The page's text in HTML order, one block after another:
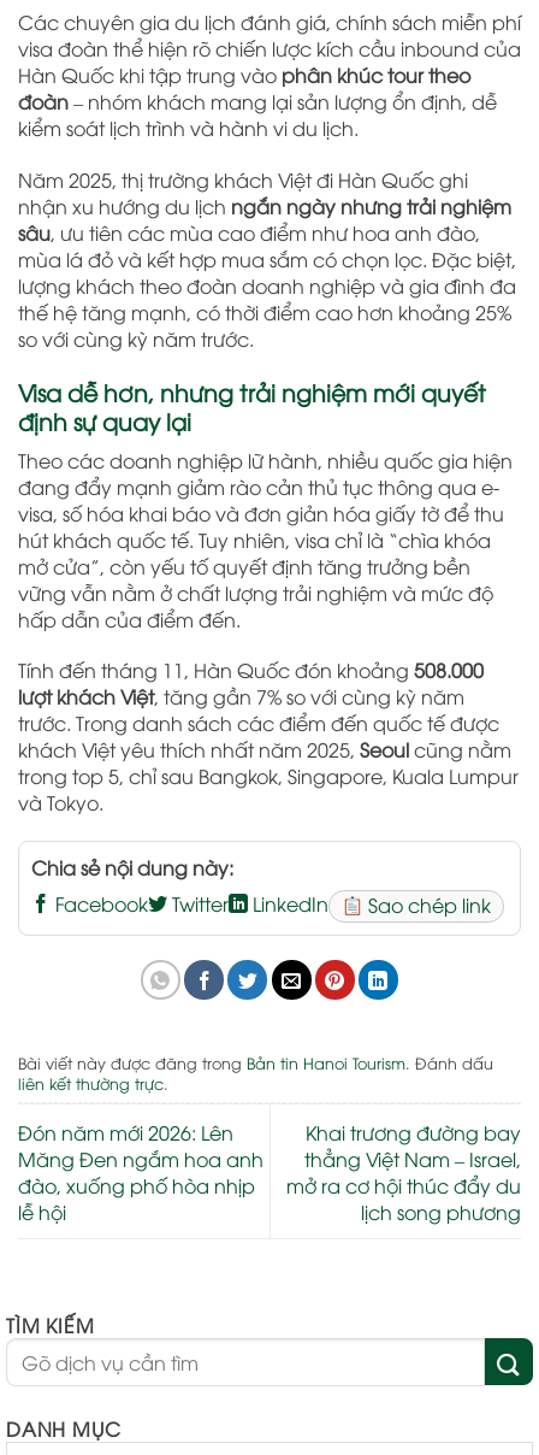
Các chuyên gia du lịch đánh giá, chính sách miễn phí
visa đoàn thể hiện rõ chiến lược kích cầu inbound của
Hàn Quốc khi tập trung vào phân khúc tour theo
đoàn– nhóm khách mang lại sản lượng ổn định, dễ
kiểm soát lịch trình và hành vi du lịch.
Năm 2025, thị trường khách Việt đi Hàn Quốc ghi
nhận xu hướng du lịch ngắn ngày nhưng trải nghiệm
sâu, ưu tiên các mùa cao điểm như hoa anh đào,
mùa lá đỏ và kết hợp mua sắm có chọn lọc. Đặc biệt,
lượng khách theo đoàn doanh nghiệp và gia đình đa
thế hệ tăng mạnh, có thời điểm cao hơn khoảng 25%
so với cùng kỳ năm trước.
Visa dễ hơn, nhưng trải nghiệm mới quyết
định sự quay lại
Theo các doanh nghiệp lữ hành, nhiều quốc gia hiện
đang đẩy mạnh giảm rào cản thủ tục thông qua e-
visa, số hóa khai báo và đơn giản hóa giấy tờ để thu
hút khách quốc tế. Tuy nhiên, visa chỉ là “chìa khóa
mở cửa”, còn yếu tố quyết định tăng trưởng bền
vững vẫn nằm ở chất lượng trải nghiệm và mức độ
hấp dẫn của điểm đến.
Tính đến tháng 11, Hàn Quốc đón khoảng 508.000
lượt khách Việt, tăng gần 7% so với cùng kỳ năm
trước. Trong danh sách các điểm đến quốc tế được
khách Việt yêu thích nhất năm 2025, Seoulcũng nằm
trong top 5, chỉ sau Bangkok, Singapore, Kuala Lumpur
và Tokyo.
Chia sẻ nội dung này:
Facebook
Twitter LinkedIn Sao chép link
Bài viết này được đăng trong Bản tin Hanoi Tourism. Đánh dấu
liên kết thường trực.
Đón năm mới 2026: Lên
Măng Đen ngắm hoa anh
đào, xuống phố hòa nhịp
lễ hội
Khai trương đường bay
thẳng Việt Nam – Israel,
mở ra cơ hội thúc đẩy du
lịch song phương
TÌM KIẾM
DANH MỤC